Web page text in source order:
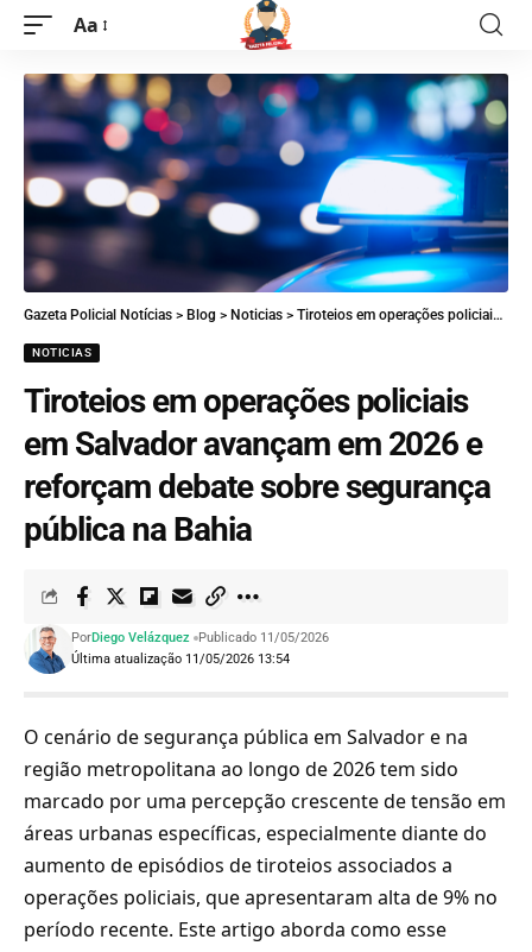
Aa
Gazeta Policial Notícias > Blog > Noticias > Tiroteios em operações policiais em Salvador avançam em 2026 e reforçam debate sobre segurança pública na Bahia
NOTICIAS
Tiroteios em operações policiais
em Salvador avançam em 2026 e
reforçam debate sobre segurança
pública na Bahia
Última atualização 11/05/2026 13:54
PorDiego Velázquez Publicado 11/05/2026
O cenário de segurança pública em Salvador e na
região metropolitana ao longo de 2026 tem sido
marcado por uma percepção crescente de tensão em
áreas urbanas específicas, especialmente diante do
aumento de episódios de tiroteios associados a
operações policiais, que apresentaram alta de 9% no
período recente. Este artigo aborda como esse